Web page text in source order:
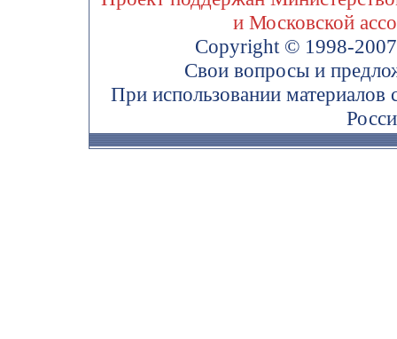
и Московской
Copyright © 1998-
Свои вопросы и
При использовании